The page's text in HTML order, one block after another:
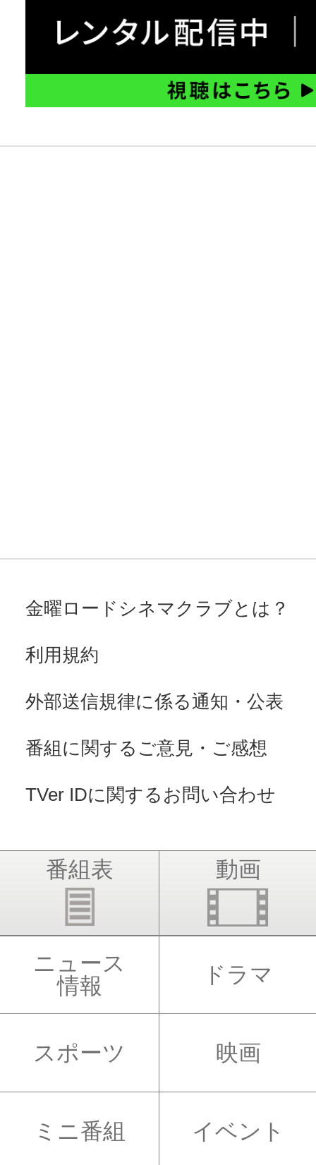
金曜ロードシネマクラブとは？
利用規約
外部送信規律に係る通知・公表
番組に関するご意見・ご感想
TVer IDに関するお問い合わせ
番組表 動画
ニュース
情報
ドラマ
スポーツ 映画
ミニ番組 イベント